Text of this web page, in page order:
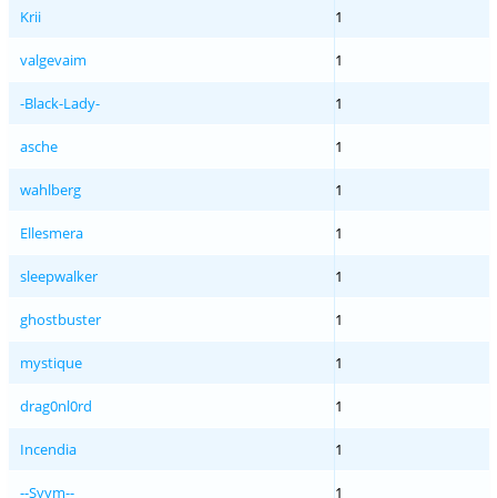
Krii 1
valgevaim 1
-Black-Lady- 1
asche 1
wahlberg 1
Ellesmera 1
sleepwalker 1
ghostbuster 1
mystique 1
drag0nl0rd 1
Incendia 1
--Syym-- 1